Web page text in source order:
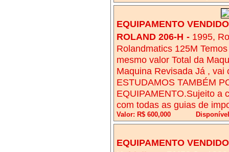
EQUIPAMENTO
ROLAND 206-H - 1995,
Rolandmatics 125M
mesmo valor Total da
Maquina Revisada Já , vai
ESTUDAMOS TAMBÉM
EQUIPAMENTO.Sujeito a
com todas as guias de
Valor: R$ 600,000
EQUIPAMENTO